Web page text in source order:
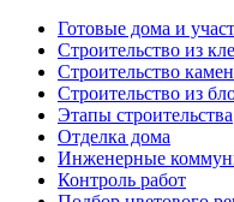
Готовые дома и
Строительство из
Строительство
Строительство из
Этапы строительства
Отделка дома
Инженерные
Контроль работ